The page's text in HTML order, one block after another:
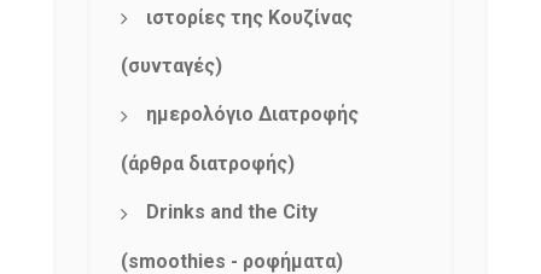
ιστορίες της Κουζίνας
(συνταγές)
ημερολόγιο Διατροφής
(άρθρα διατροφής)
Drinks and the City
(smoothies - ροφήματα)